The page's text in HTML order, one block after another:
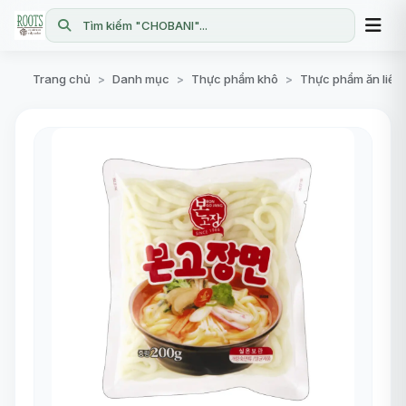
Tìm kiếm "CHOBANI"...
Trang chủ > Danh mục > Thực phẩm khô > Thực phẩm ăn liền